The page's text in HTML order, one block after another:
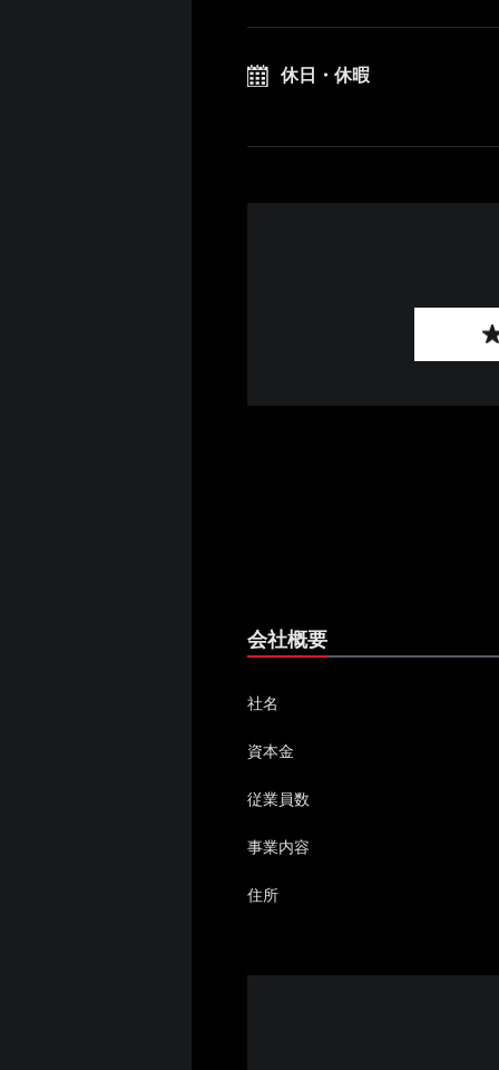
休日・休暇
会社概要
社名
資本金
従業員数
事業内容
住所